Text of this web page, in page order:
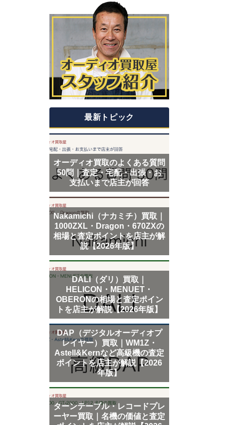
最新トピック
オーディオ買取のよくある質問
50問｜査定・宅配・出張・お
支払いまで店主が回答
Nakamichi（ナカミチ）買取｜
1000ZXL・Dragon・670ZXの
相場と査定ポイントを店主が解
説【2026年版】
DALI（ダリ）買取｜
HELICON・MENUET・
OBERONの相場と査定ポイン
トを店主が解説【2026年版】
DAP（デジタルオーディオプ
レイヤー）買取｜WM1Z・
Astell&Kernなど高級機の査定
ポイントを店主が解説【2026
年版】
ターンテーブル・レコードプレ
ーヤー買取｜名機の価値と査定